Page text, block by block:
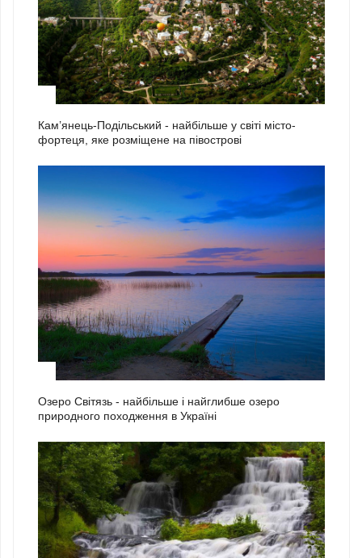
Кам’янець-Подільський - найбільше у світі місто-
фортеця, яке розміщене на півострові
Озеро Світязь - найбільше і найглибше озеро
природного походження в Україні